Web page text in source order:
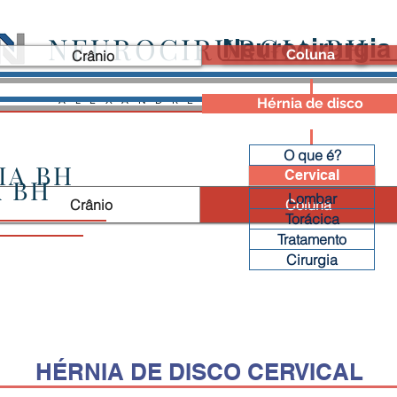
Neurocirurgia
NEUROCIRURGIA BH
ALEXANDRE MIRANDA
Crânio Coluna
Crânio Coluna
BH
BH
O que é?
Cervical
Lombar
Torácica
Tratamento
Cirurgia
Hérnia de disco
​HÉRNIA DE DISCO CERVICAL